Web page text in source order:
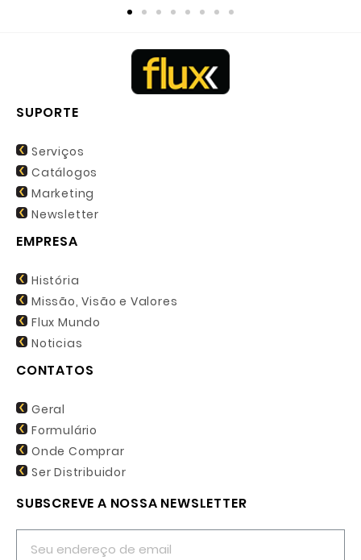
SUPORTE
Serviços
Catálogos
Marketing
Newsletter
EMPRESA
História
Missão, Visão e Valores
Flux Mundo
Noticias
CONTATOS
Geral
Formulário
Onde Comprar
Ser Distribuidor
SUBSCREVE A NOSSA NEWSLETTER